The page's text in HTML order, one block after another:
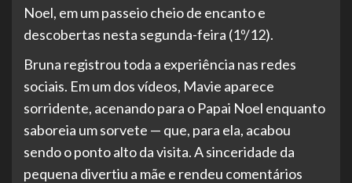
Noel, em um passeio cheio de encanto e
descobertas nesta segunda-feira (1º/12).
Bruna registrou toda a experiência nas redes
sociais. Em um dos vídeos, Mavie aparece
sorridente, acenando para o Papai Noel enquanto
saboreia um sorvete — que, para ela, acabou
sendo o ponto alto da visita. A sinceridade da
pequena divertiu a mãe e rendeu comentários